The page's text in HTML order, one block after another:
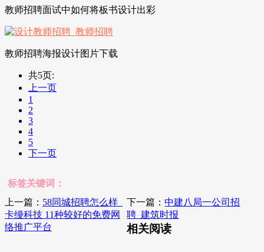
教师招聘面试中如何将板书设计出彩
教师招聘海报设计图片下载
共5页:
上一页
1
2
3
4
5
下一页
标签关键词：
上一篇： 58同城招聘怎么样_
卡缦科技 11种较好的免费网
络推广平台
下一篇：中建八局一公司招
聘_建筑时报
相关阅读